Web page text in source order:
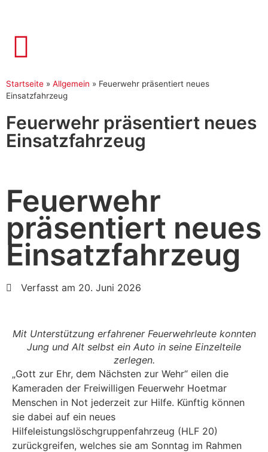
Startseite » Allgemein » Feuerwehr präsentiert neues
Einsatzfahrzeug
Feuerwehr präsentiert neues
Einsatzfahrzeug
Feuerwehr
präsentiert neues
Einsatzfahrzeug
Verfasst am 20. Juni 2026
Mit Unterstützung erfahrener Feuerwehrleute konnten
Jung und Alt selbst ein Auto in seine Einzelteile
zerlegen.
„Gott zur Ehr, dem Nächsten zur Wehr“ eilen die
Kameraden der Freiwilligen Feuerwehr Hoetmar
Menschen in Not jederzeit zur Hilfe. Künftig können
sie dabei auf ein neues
Hilfeleistungslöschgruppenfahrzeug (HLF 20)
zurückgreifen, welches sie am Sonntag im Rahmen